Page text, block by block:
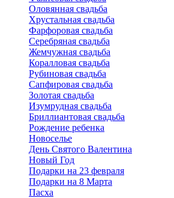
Оловянная свадьба
Хрустальная свадьба
Фарфоровая свадьба
Серебряная свадьба
Жемчужная свадьба
Коралловая свадьба
Рубиновая свадьба
Сапфировая свадьба
Золотая свадьба
Изумрудная свадьба
Бриллиантовая свадьба
Рождение ребенка
Новоселье
День Святого Валентина
Новый Год
Подарки на 23 февраля
Подарки на 8 Марта
Пасха